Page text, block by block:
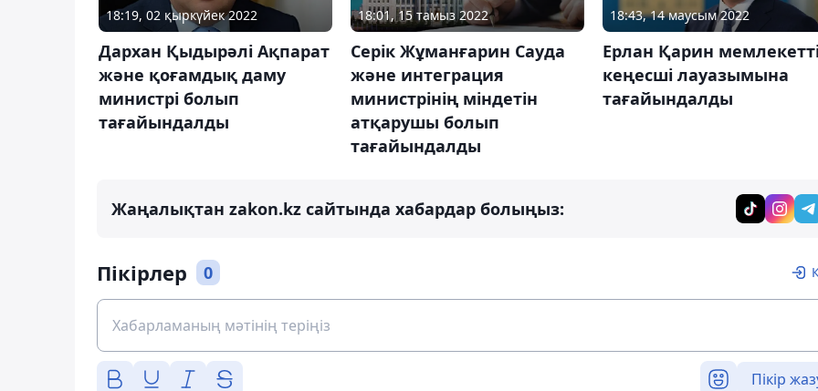
18:19, 02 қыркүйек 2022
Дархан Қыдырәлі Ақпарат
және қоғамдық даму
министрі болып
тағайындалды
18:01, 15 тамыз 2022
Серік Жұманғарин Сауда
және интеграция
министрінің міндетін
атқарушы болып
тағайындалды
18:43, 14 маусым 2022
Ерлан Қарин
кеңесші лауазымына
тағайындалды
Жаңалықтан zakon.kz сайтында хабардар болыңыз:
Пікірлер 0
Пікір